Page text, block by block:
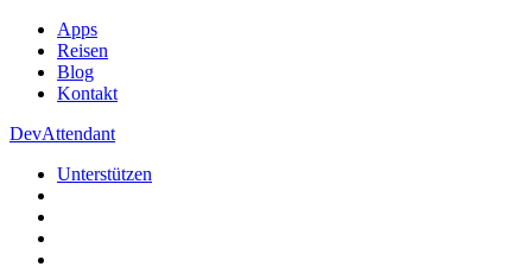
Apps
Reisen
Blog
Kontakt
DevAttendant
Unterstützen